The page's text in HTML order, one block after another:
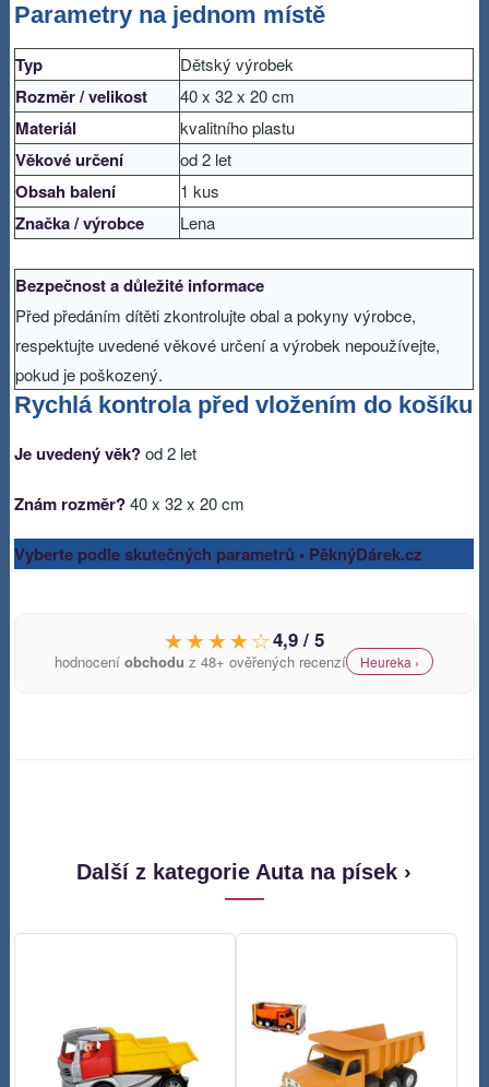
Parametry na jednom místě
Typ Dětský výrobek
Rozměr / velikost 40 x 32 x 20 cm
Materiál kvalitního plastu
Věkové určení od 2 let
Obsah balení 1 kus
Značka / výrobce Lena
Bezpečnost a důležité informace
Před předáním dítěti zkontrolujte obal a pokyny výrobce,
respektujte uvedené věkové určení a výrobek nepoužívejte,
pokud je poškozený.
Rychlá kontrola před vložením do košíku
Je uvedený věk?od 2 let
Znám rozměr?40 x 32 x 20 cm
Vyberte podle skutečných parametrů • PěknýDárek.cz
★★★★☆4,9 / 5
hodnoceníobchodu z 48+ ověřených recenzí Heureka ›
Další z kategorie Auta na písek ›